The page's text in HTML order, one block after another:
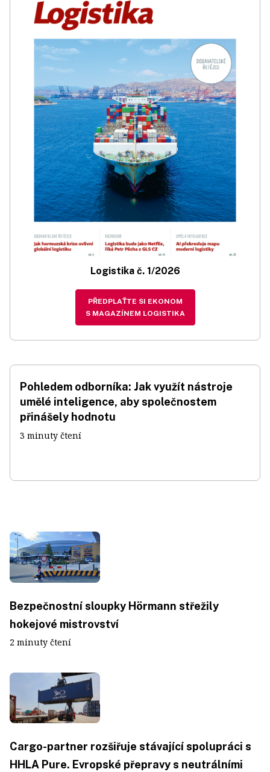
Logistika č. 1/2026
PŘEDPLAŤTE SI EKONOM
S MAGAZÍNEM LOGISTIKA
Pohledem odborníka: Jak využít nástroje
umělé inteligence, aby společnostem
přinášely hodnotu
3 minuty čtení
Bezpečnostní sloupky Hörmann střežily
hokejové mistrovství
2 minuty čtení
Cargo-partner rozšiřuje stávající spolupráci s
HHLA Pure. Evropské přepravy s neutrálními